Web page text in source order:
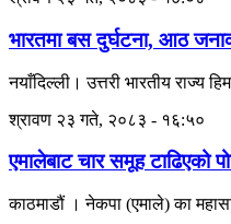
भारतमा बस दुर्घटना, आठ
नयाँदिल्ली। उत्तरी भारतीय राज्य
श्रावण २३ गते, २०८३ - १६:५०
एमालेबाट चार समूह टाढिएको
काठमाडौं । नेकपा (एमाले) का